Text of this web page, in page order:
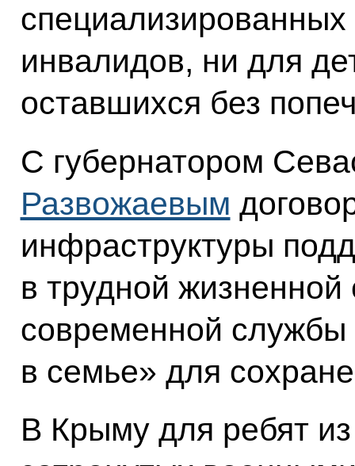
инвалидов, ни для
оставшихся без
С губернатором
Развожаевым
инфраструктуры
в трудной жизненной
современной службы
в семье» для
В Крыму для ребят